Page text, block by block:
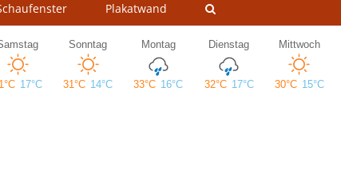
Plakatwand